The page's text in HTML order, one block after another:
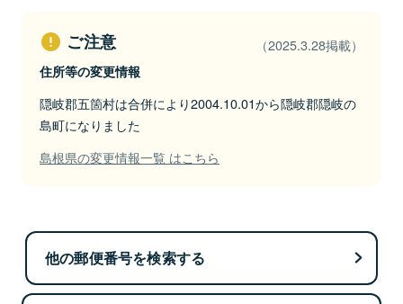
ご注意 （2025.3.28掲載）
住所等の変更情報
隠岐郡五箇村は合併により2004.10.01から隠岐郡隠岐の
島町になりました
島根県の変更情報一覧 はこちら
他の郵便番号を検索する